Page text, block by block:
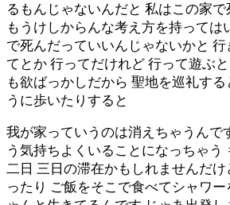
るもんじゃないんだと 私はこの家
もうけしからんな考え方を持っては
で死んだっていいんじゃないかと
てとか 行ってだけれど 行って遊ぶ
も欲ばっかしだから 聖地を巡礼す
うに歩いたりすると
我が家っていうのは消えちゃうんで
う気持ちよくいることになっちゃう
二日 三日の滞在かもしれませんだ
ったり ご飯をそこで食べてシャワ